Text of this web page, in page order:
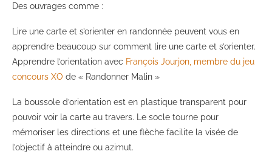
Des ouvrages comme :
Lire une carte et s’orienter en randonnée peuvent vous en
apprendre beaucoup sur comment lire une carte et s’orienter.
Apprendre l’orientation avec François Jourjon, membre du jeu
concours XO de « Randonner Malin »
La boussole d’orientation est en plastique transparent pour
pouvoir voir la carte au travers. Le socle tourne pour
mémoriser les directions et une flèche facilite la visée de
l’objectif à atteindre ou azimut.